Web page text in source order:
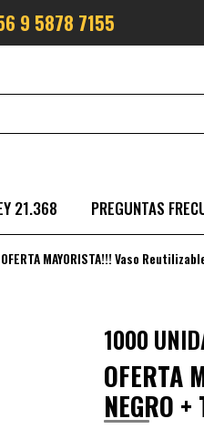
9 5878 7155
21.368 PREGUNTAS
OFERTA MAYORISTA!!! Vaso
1000
OFERTA
NEGRO